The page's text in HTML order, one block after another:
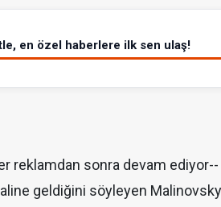
en özel haberlere ilk sen ulaş!
reklamdan sonra devam ediyor--
geldiğini söyleyen